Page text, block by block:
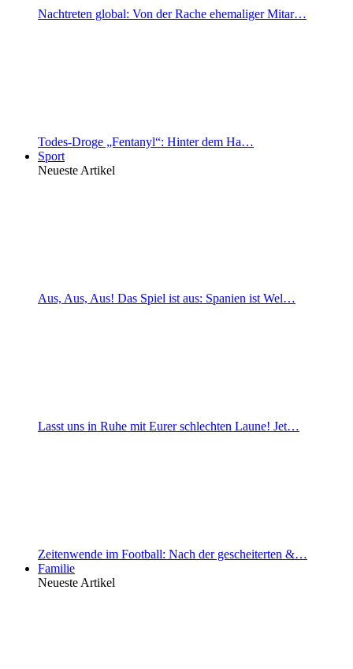
Nachtreten global: Von der Rache ehemaliger Mitar…
Todes-Droge „Fentanyl“: Hinter dem Ha…
Sport
Neueste Artikel
Aus, Aus, Aus! Das Spiel ist aus: Spanien ist Wel…
Lasst uns in Ruhe mit Eurer schlechten Laune! Jet…
Zeitenwende im Football: Nach der gescheiterten &…
Familie
Neueste Artikel